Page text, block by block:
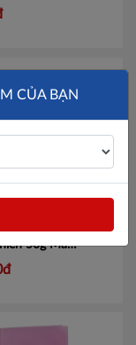
True Ice Cream
50gMã
CỦA BẠN